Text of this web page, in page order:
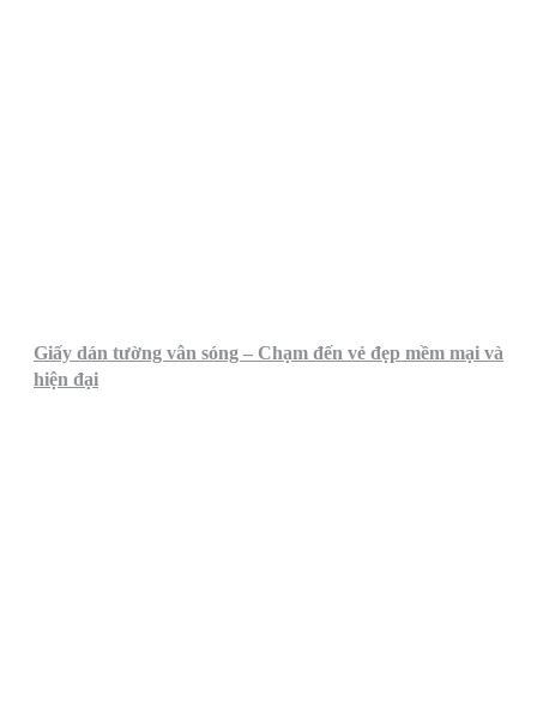
Giấy dán tường vân sóng – Chạm đến vẻ đẹp mềm mại và
hiện đại